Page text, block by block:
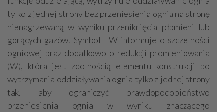
tylko z jednej strony bez przeniesienia ognia na stronę
nienagrzewaną w wyniku przeniknięcia płomieni lub
gorących gazów. Symbol EW informuje o szczelności
ogniowej oraz dodatkowo o redukcji promieniowania
(W), która jest zdolnością elementu konstrukcji do
wytrzymania oddziaływania ognia tylko z jednej strony
tak, aby ograniczyć prawdopodobieństwo
przeniesienia ognia w wyniku znaczącego